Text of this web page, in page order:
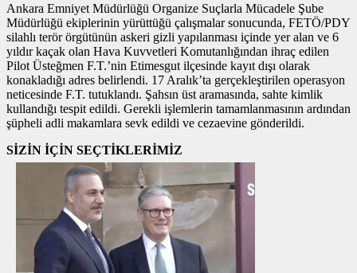
Ankara Emniyet Müdürlüğü Organize Suçlarla Mücadele Şube
Müdürlüğü ekiplerinin yürüttüğü çalışmalar sonucunda, FETÖ/PDY
silahlı terör örgütünün askeri gizli yapılanması içinde yer alan ve 6
yıldır kaçak olan Hava Kuvvetleri Komutanlığından ihraç edilen
Pilot Üsteğmen F.T.’nin Etimesgut ilçesinde kayıt dışı olarak
konakladığı adres belirlendi. 17 Aralık’ta gerçekleştirilen operasyon
neticesinde F.T. tutuklandı. Şahsın üst aramasında, sahte kimlik
kullandığı tespit edildi. Gerekli işlemlerin tamamlanmasının ardından
şüpheli adli makamlara sevk edildi ve cezaevine gönderildi.
SİZİN İÇİN SEÇTİKLERİMİZ